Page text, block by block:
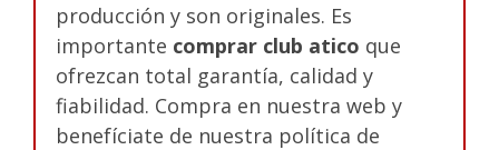
producción y son originales. Es
importante comprar club atico que
ofrezcan total garantía, calidad y
fiabilidad. Compra en nuestra web y
benefíciate de nuestra política de